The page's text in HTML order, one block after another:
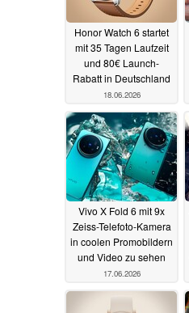
Honor Watch 6 startet
mit 35 Tagen Laufzeit
und 80€ Launch-
Rabatt in Deutschland
18.06.2026
Vivo X Fold 6 mit 9x
Zeiss-Telefoto-Kamera
in coolen Promobildern
und Video zu sehen
17.06.2026